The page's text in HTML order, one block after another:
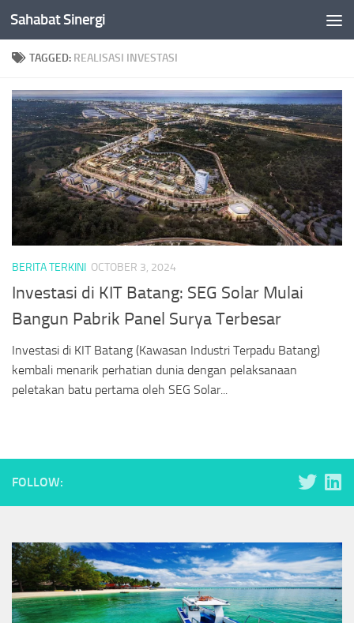
Skip to content
Sahabat Sinergi
TAGGED: REALISASI INVESTASI
BERITA TERKINI OCTOBER 3, 2024
Investasi di KIT Batang: SEG Solar Mulai
Bangun Pabrik Panel Surya Terbesar
Investasi di KIT Batang (Kawasan Industri Terpadu Batang)
kembali menarik perhatian dunia dengan pelaksanaan
peletakan batu pertama oleh SEG Solar...
FOLLOW: